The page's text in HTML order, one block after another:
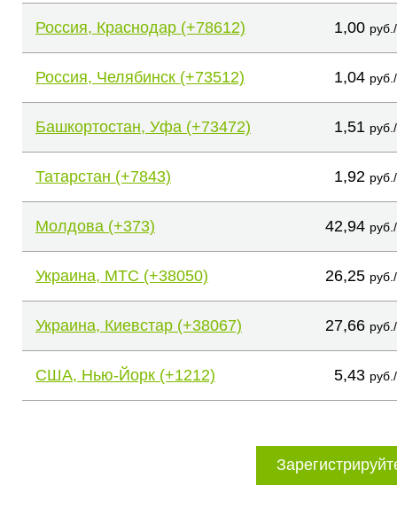
Россия, Краснодар (+78612) 1,00
Россия, Челябинск (+73512) 1,04
Башкортостан, Уфа (+73472) 1,51
Татарстан (+7843) 1,92
Молдова (+373) 42,94
Украина, МТС (+38050) 26,25
Украина, Киевстар (+38067) 27,66
США, Нью-Йорк (+1212) 5,43